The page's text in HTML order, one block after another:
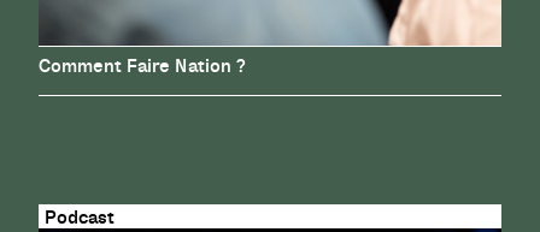
Comment Faire Nation ?